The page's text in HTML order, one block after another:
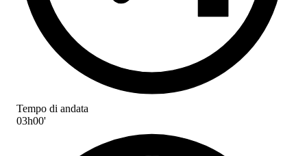
Tempo di andata
03h00'